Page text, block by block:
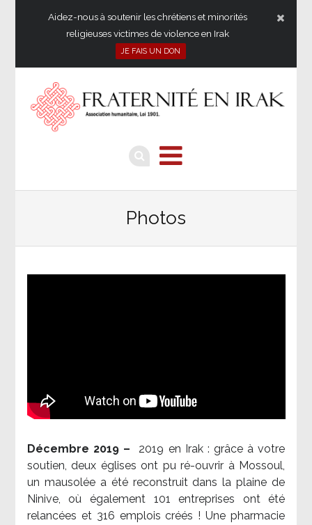
Aidez-nous à soutenir les chrétiens et minorités
religieuses victimes de violence en Irak
JE FAIS UN DON
Photos
Décembre 2019 – 2019 en Irak : grâce à votre
soutien, deux églises ont pu ré-ouvrir à Mossoul,
un mausolée a été reconstruit dans la plaine de
Ninive, où également 101 entreprises ont été
relancées et 316 emplois créés ! Une pharmacie